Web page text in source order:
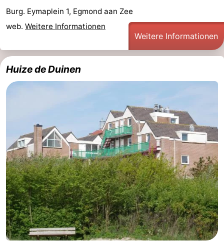
Burg. Eymaplein 1, Egmond aan Zee
web. Weitere Informationen
Weitere Informationen
Huize de Duinen